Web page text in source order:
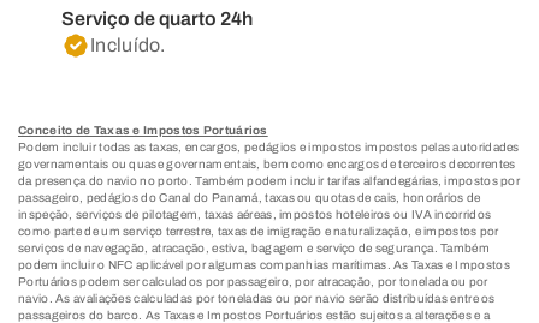
Serviço de quarto 24h
Incluído.
Conceito de Taxas e Impostos Portuários
Podem incluir todas as taxas, encargos, pedágios e impostos impostos pelas autoridades
governamentais ou quase governamentais, bem como encargos de terceiros decorrentes
da presença do navio no porto. Também podem incluir tarifas alfandegárias, impostos por
passageiro, pedágios do Canal do Panamá, taxas ou quotas de cais, honorários de
inspeção, serviços de pilotagem, taxas aéreas, impostos hoteleiros ou IVA incorridos
como parte de um serviço terrestre, taxas de imigração e naturalização, e impostos por
serviços de navegação, atracação, estiva, bagagem e serviço de segurança. Também
podem incluir o NFC aplicável por algumas companhias marítimas. As Taxas e Impostos
Portuários podem ser calculados por passageiro, por atracação, por tonelada ou por
navio. As avaliações calculadas por toneladas ou por navio serão distribuídas entre os
passageiros do barco. As Taxas e Impostos Portuários estão sujeitos a alterações e a